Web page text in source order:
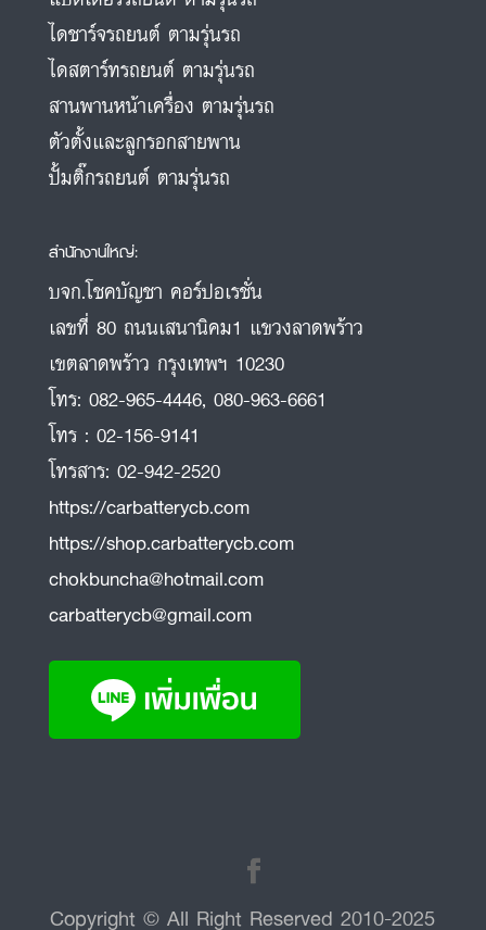
ไดชาร์จรถยนต์ ตามรุ่นรถ
ไดสตาร์ทรถยนต์ ตามรุ่นรถ
สานพานหน้าเครื่อง ตามรุ่นรถ
ตัวตั้งและลูกรอกสายพาน
ปั้มติ๊กรถยนต์ ตามรุ่นรถ
สำนักงานใหญ่:
บจก.โชคบัญชา คอร์ปอเรชั่น
เลขที่ 80 ถนนเสนานิคม1 แขวงลาดพร้าว
เขตลาดพร้าว กรุงเทพฯ 10230
โทร: 082-965-4446, 080-963-6661
โทร : 02-156-9141
โทรสาร: 02-942-2520
https://carbatterycb.com
https://shop.carbatterycb.com
chokbuncha@hotmail.com
carbatterycb@gmail.com
Copyright © All Right Reserved 2010-2025